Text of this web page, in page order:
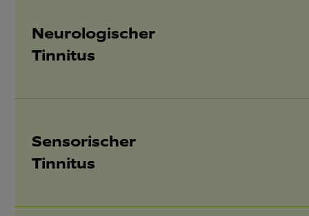
Neurologischer
Tinnitus
Sensorischer
Tinnitus